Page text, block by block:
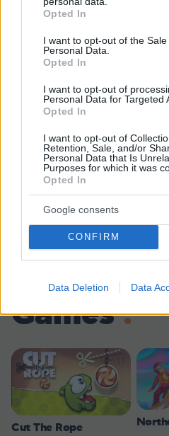
grant or deny consent to
use your data for below
consent section.
Opted In
I want to opt-out of the
Personal Data.
Opted In
I want to opt-out of
Personal Data for Targeted
Opted In
I want to opt-out of
Retention, Sale, and/or
Personal Data that Is
Purposes for which it was
Opted In
Google consents
CONFIRM
Data Deletion Data
Άγριο διπλό έγκλημα στην
Σκότωσαν δύο αδέλφια από τη
για τη μηχανή τους και μια
για το φορτηγάκι της
06.08.2026, 09:29
Εν ψυχρώ δολοφονία
μπαρ στην Κολομβία: Η γυναίκα
προσπάθησε να προστατεύσει
άνδρα της, ήταν γονείς 6χρονου
06.08.2026, 06:25
Games
Cut The Rope